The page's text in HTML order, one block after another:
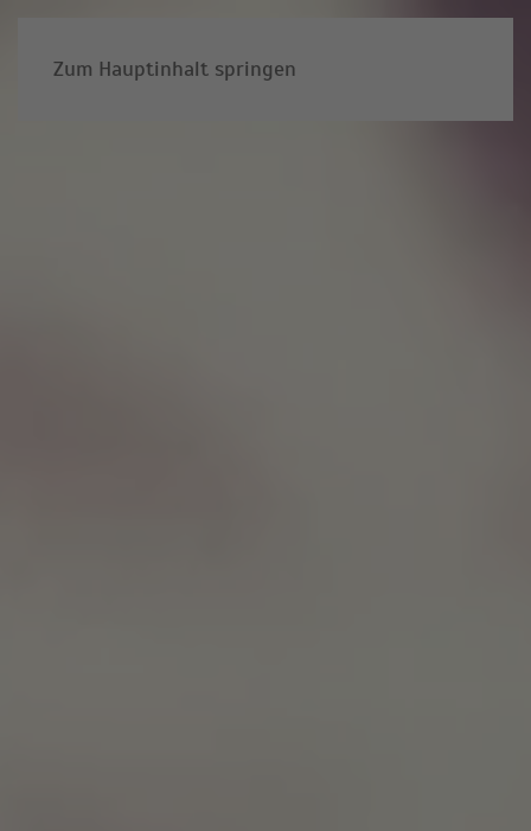
Zum Hauptinhalt springen